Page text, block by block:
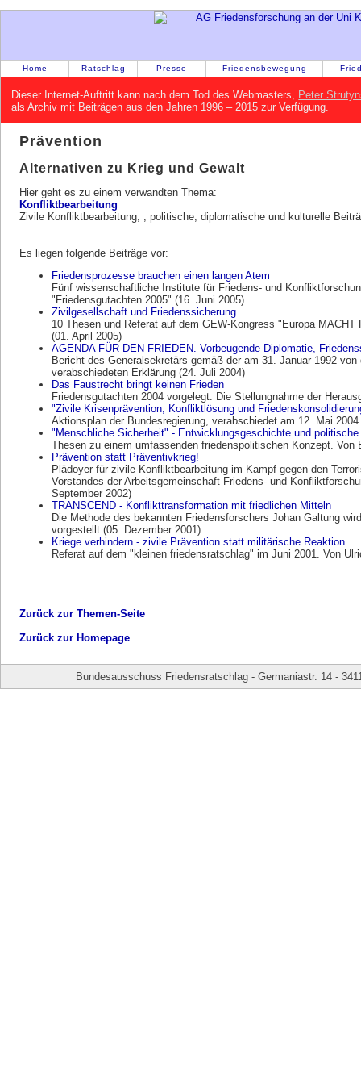
Home Ratschlag Presse Friedensbewegung
Dieser Internet-Auftritt kann nach dem Tod des Webmasters, Peter
als Archiv mit Beiträgen aus den Jahren 1996 – 2015 zur Verfügung.
Prävention
Alternativen zu Krieg und Gewalt
Hier geht es zu einem verwandten Thema:
Konfliktbearbeitung
Zivile Konfliktbearbeitung, , politische, diplomatische und kulturelle
Es liegen folgende Beiträge vor:
Friedensprozesse brauchen einen langen Atem
Fünf wissenschaftliche Institute für Friedens- und
"Friedensgutachten 2005" (16. Juni 2005)
Zivilgesellschaft und Friedenssicherung
10 Thesen und Referat auf dem GEW-Kongress "Europa
(01. April 2005)
AGENDA FÜR DEN FRIEDEN. Vorbeugende Diplomatie,
Bericht des Generalsekretärs gemäß der am 31. Januar 1992
verabschiedeten Erklärung (24. Juli 2004)
Das Faustrecht bringt keinen Frieden
Friedensgutachten 2004 vorgelegt. Die Stellungnahme der
"Zivile Krisenprävention, Konfliktlösung und
Aktionsplan der Bundesregierung, verabschiedet am 12. Mai
"Menschliche Sicherheit" - Entwicklungsgeschichte und politische
Thesen zu einem umfassenden friedenspolitischen Konzept. Von
Prävention statt Präventivkrieg!
Plädoyer für zivile Konfliktbearbeitung im Kampf gegen den
Vorstandes der Arbeitsgemeinschaft Friedens- und
September 2002)
TRANSCEND - Konflikttransformation mit friedlichen Mitteln
Die Methode des bekannten Friedensforschers Johan Galtung
vorgestellt (05. Dezember 2001)
Kriege verhindern - zivile Prävention statt militärische Reaktion
Referat auf dem "kleinen friedensratschlag" im Juni 2001. Von
Zurück zur Themen-Seite
Zurück zur Homepage
Bundesausschuss Friedensratschlag - Germaniastr. 14 -